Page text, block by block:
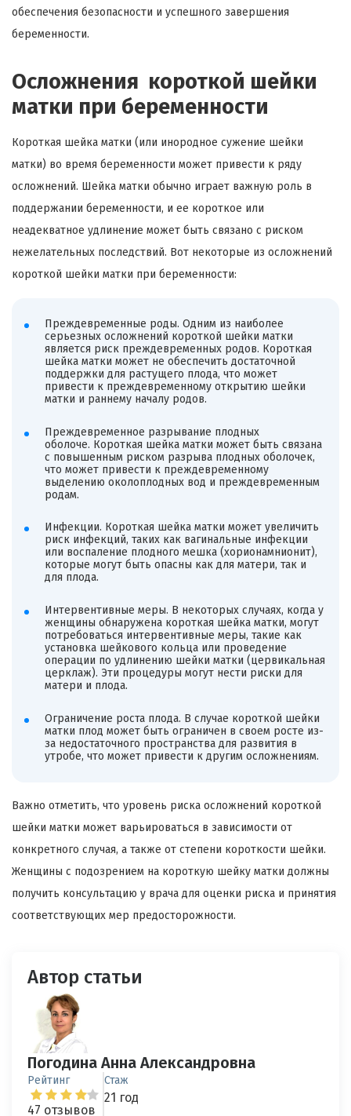
обеспечения безопасности и успешного завершения
беременности.
Осложнения короткой шейки
матки при беременности
Короткая шейка матки (или инородное сужение шейки
матки) во время беременности может привести к ряду
осложнений. Шейка матки обычно играет важную роль в
поддержании беременности, и ее короткое или
неадекватное удлинение может быть связано с риском
нежелательных последствий. Вот некоторые из осложнений
короткой шейки матки при беременности:
Преждевременные роды. Одним из наиболее
серьезных осложнений короткой шейки матки
является риск преждевременных родов. Короткая
шейка матки может не обеспечить достаточной
поддержки для растущего плода, что может
привести к преждевременному открытию шейки
матки и раннему началу родов.
Преждевременное разрывание плодных
оболоче. Короткая шейка матки может быть связана
с повышенным риском разрыва плодных оболочек,
что может привести к преждевременному
выделению околоплодных вод и преждевременным
родам.
Инфекции. Короткая шейка матки может увеличить
риск инфекций, таких как вагинальные инфекции
или воспаление плодного мешка (хорионамнионит),
которые могут быть опасны как для матери, так и
для плода.
Интервентивные меры. В некоторых случаях, когда у
женщины обнаружена короткая шейка матки, могут
потребоваться интервентивные меры, такие как
установка шейкового кольца или проведение
операции по удлинению шейки матки (цервикальная
церклаж). Эти процедуры могут нести риски для
матери и плода.
Ограничение роста плода. В случае короткой шейки
матки плод может быть ограничен в своем росте из-
за недостаточного пространства для развития в
утробе, что может привести к другим осложнениям.
Важно отметить, что уровень риска осложнений короткой
шейки матки может варьироваться в зависимости от
конкретного случая, а также от степени короткости шейки.
Женщины с подозрением на короткую шейку матки должны
получить консультацию у врача для оценки риска и принятия
соответствующих мер предосторожности.
Автор статьи
Погодина Анна Александровна
Рейтинг
47 отзывов
Стаж
21 год